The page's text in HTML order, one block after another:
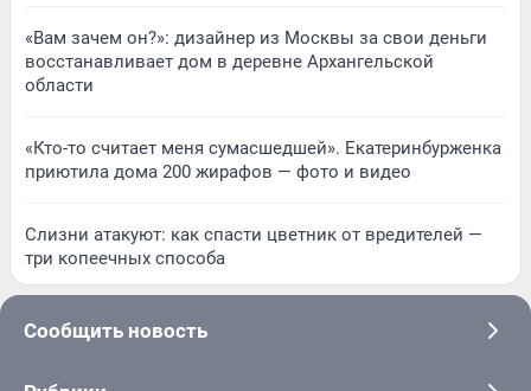
«Вам зачем он?»: дизайнер из Москвы за свои деньги
восстанавливает дом в деревне Архангельской
области
«Кто-то считает меня сумасшедшей». Екатеринбурженка
приютила дома 200 жирафов — фото и видео
Слизни атакуют: как спасти цветник от вредителей —
три копеечных способа
Сообщить новость